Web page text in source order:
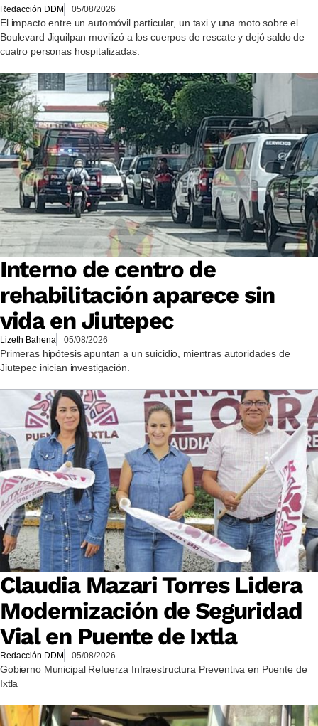
Redacción DDM 05/08/2026
El impacto entre un automóvil particular, un taxi y una moto sobre el
Boulevard Jiquilpan movilizó a los cuerpos de rescate y dejó saldo de
cuatro personas hospitalizadas.
Interno de centro de
rehabilitación aparece sin
vida en Jiutepec
Lizeth Bahena 05/08/2026
Primeras hipótesis apuntan a un suicidio, mientras autoridades de
Jiutepec inician investigación.
Claudia Mazari Torres Lidera
Modernización de Seguridad
Vial en Puente de Ixtla
Redacción DDM 05/08/2026
Gobierno Municipal Refuerza Infraestructura Preventiva en Puente de
Ixtla